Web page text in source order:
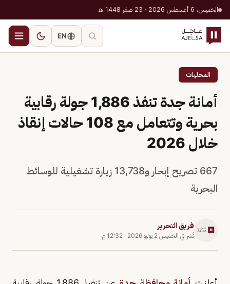
الخميس، 6 أغسطس 2026 · 23 صفر 1448 هـ
EN
المحليات
أمانة جدة تنفذ 1,886 جولة رقابية
بحرية وتتعامل مع 108 حالات إنقاذ
خلال 2026
667 تصريح إبحار و13,738 زيارة تشغيلية للوسائط
البحرية
فريق التحرير
نُشر في الخميس 2 يوليو 2026 · 12:32 م